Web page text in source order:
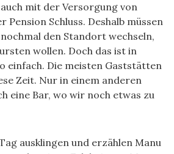
mit der Versorgung von
Pension Schluss. Deshalb müssen
den Standort wechseln,
wollen. Doch das ist in
einfach. Die meisten Gaststätten
Zeit. Nur in einem anderen
eine Bar, wo wir noch etwas zu
ausklingen und erzählen Manu